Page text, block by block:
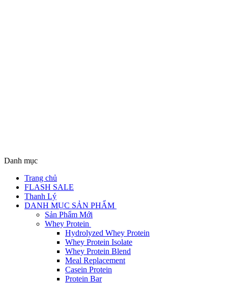
Danh mục
Trang chủ
FLASH SALE
Thanh Lý
DANH MỤC SẢN PHẨM
Sản Phẩm Mới
Whey Protein
Hydrolyzed Whey Protein
Whey Protein Isolate
Whey Protein Blend
Meal Replacement
Casein Protein
Protein Bar